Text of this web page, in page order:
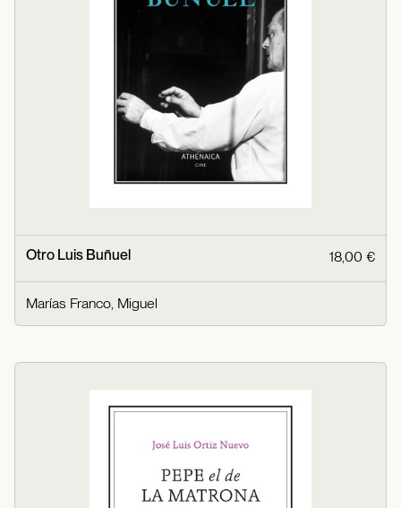
Otro Luis Buñuel 18,00 €
Marías Franco, Miguel